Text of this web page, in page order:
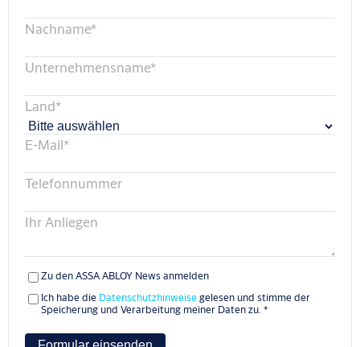
Nachname*
Unternehmensname*
Land*
E-Mail*
Telefonnummer
Ihr Anliegen
Zu den ASSA ABLOY News anmelden
Ich habe die Datenschutzhinweisegelesen und stimme der
Speicherung und Verarbeitung meiner Daten zu. *